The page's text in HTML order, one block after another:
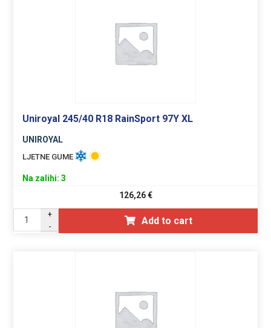
Uniroyal 245/40 R18 RainSport 97Y XL
UNIROYAL
LJETNE GUME
Na zalihi: 3
126,26€
+
-
Add to cart